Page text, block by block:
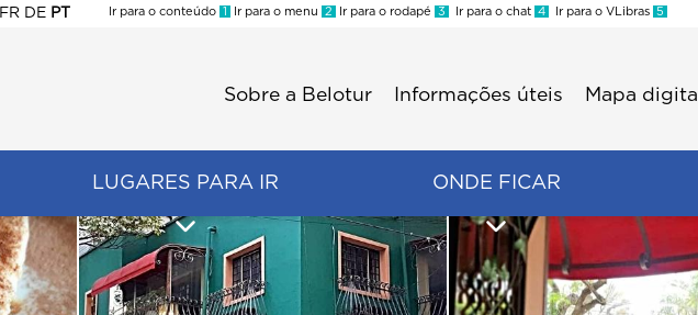
FR DE PT
Ir para o conteúdo 1 Ir para o menu 2 Ir para o rodapé 3 Ir para o chat 4 Ir para o VLibras 5
Sobre a Belotur Informações úteis Mapa digital
LUGARES PARA IR ONDE FICAR